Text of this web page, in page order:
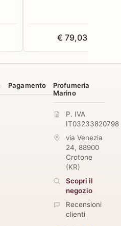
€ 79,03
Pagamento
Profumeria
Marino
P. IVA
IT03233820798
via Venezia
24, 88900
Crotone
(KR)
Scopri il
negozio
Recensioni
clienti